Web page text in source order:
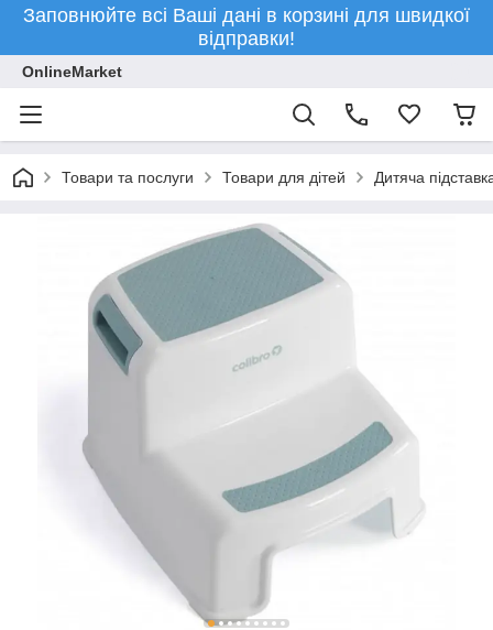
Заповнюйте всі Ваші дані в корзині для швидкої
відправки!
OnlineMarket
Товари та послуги Товари для дітей Дитяча